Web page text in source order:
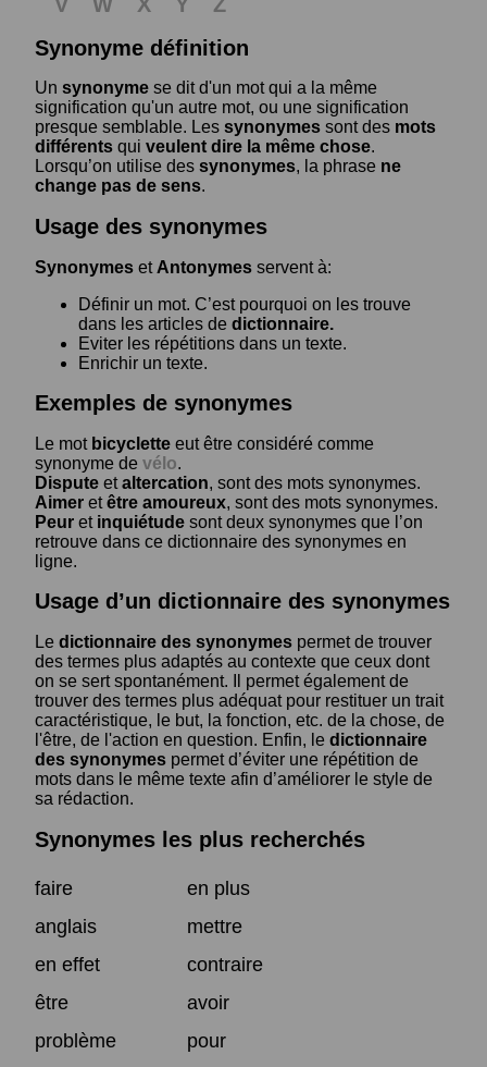
Synonyme définition
Un synonyme se dit d'un mot qui a la même
signification qu'un autre mot, ou une signification
presque semblable. Les synonymes sont des mots
différents qui veulent dire la même chose.
Lorsqu’on utilise des synonymes, la phrase ne
change pas de sens.
Usage des synonymes
Synonymes et Antonymes servent à:
Définir un mot. C’est pourquoi on les trouve
dans les articles de dictionnaire.
Eviter les répétitions dans un texte.
Enrichir un texte.
Exemples de synonymes
Le mot bicyclette eut être considéré comme
synonyme de vélo.
Dispute etaltercation, sont des mots synonymes.
Aimer etêtre amoureux, sont des mots synonymes.
Peur et inquiétude sont deux synonymes que l’on
retrouve dans ce dictionnaire des synonymes en
ligne.
Usage d’un dictionnaire des synonymes
Le dictionnaire des synonymes permet de trouver
des termes plus adaptés au contexte que ceux dont
on se sert spontanément. Il permet également de
trouver des termes plus adéquat pour restituer un trait
caractéristique, le but, la fonction, etc. de la chose, de
l'être, de l'action en question. Enfin, le dictionnaire
des synonymes permet d’éviter une répétition de
mots dans le même texte afin d’améliorer le style de
sa rédaction.
Synonymes les plus recherchés
faire
en plus
anglais
mettre
en effet
contraire
être
avoir
problème
pour